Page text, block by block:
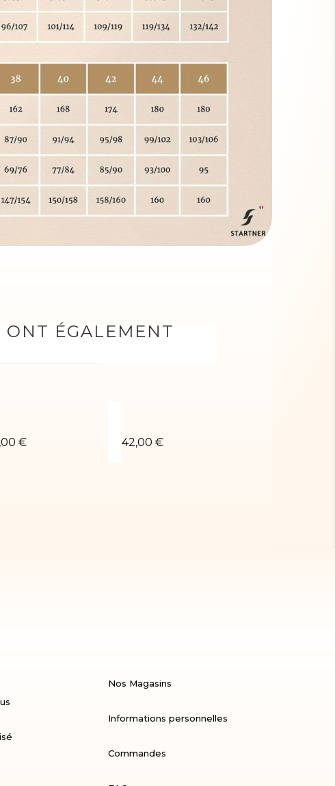
ÉGALEMENT
€ 42,00 €
Nos Magasins
Informations personnelles
Commandes